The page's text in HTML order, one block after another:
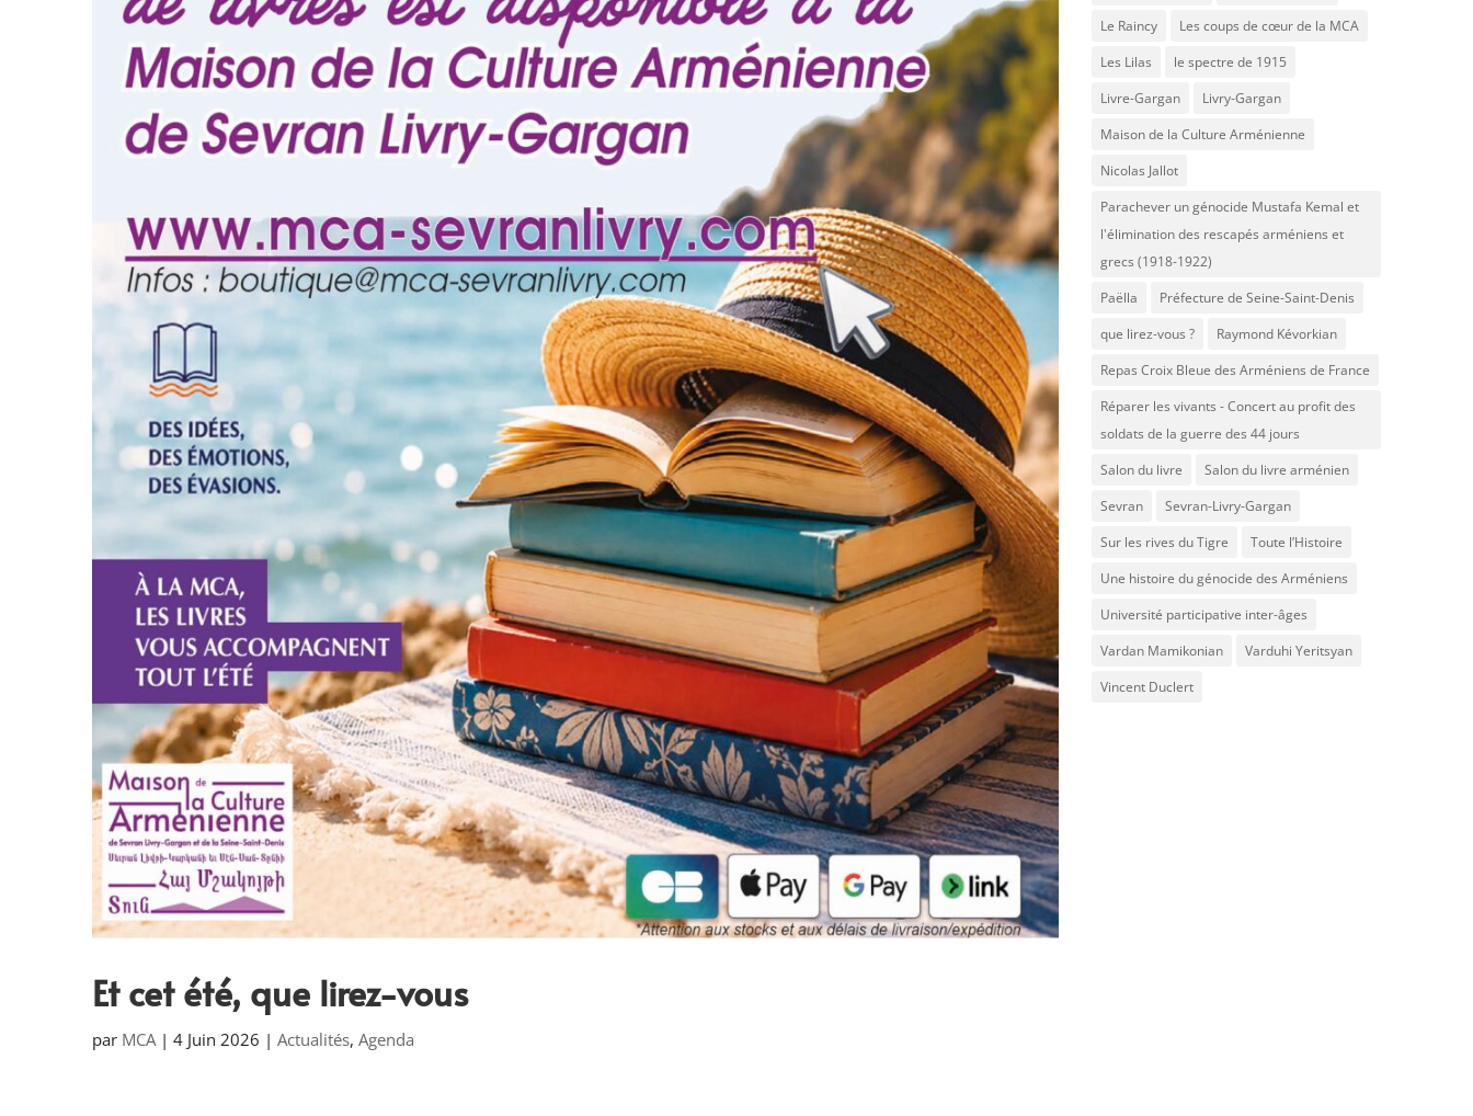
Et cet été, que lirez-vous
par MCA | 4 Juin 2026 | Actualités, Agenda
Le Raincy
Les coups de cœur de la MCA
Les Lilas
le spectre de 1915
Livre-Gargan
Livry-Gargan
Maison de la Culture Arménienne
Nicolas Jallot
Parachever un génocide Mustafa Kemal et
l'élimination des rescapés arméniens et
grecs (1918-1922)
Paëlla
Préfecture de Seine-Saint-Denis
que lirez-vous ?
Raymond Kévorkian
Repas Croix Bleue des Arméniens de France
Réparer les vivants - Concert au profit des
soldats de la guerre des 44 jours
Salon du livre
Salon du livre arménien
Sevran
Sevran-Livry-Gargan
Sur les rives du Tigre
Toute l’Histoire
Une histoire du génocide des Arméniens
Université participative inter-âges
Vardan Mamikonian
Varduhi Yeritsyan
Vincent Duclert